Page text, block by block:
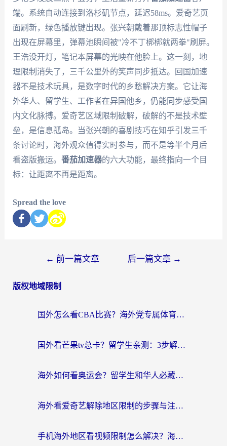
端。系统自动连接到洛杉矶节点，延迟58ms。爱奇艺页
面刷新，绿色播放键出现。张兴朝戴着那顶标志性帽子
出现在屏幕里，弹幕池瞬间被"冷不丁梆梆就两拳"刷屏。
王浩没开灯，笔记本屏幕的光映在他脸上。这一刻，地
理限制消失了，三千公里外的笑声同步抵达。回国加速
器不是技术玩具，是数字时代的乡愁解决方案。它让海
外华人、留学生、工作者在异国他乡，仍能同步感受国
内文化脉搏。爱奇艺区域限制破解，破解的不是技术壁
垒，是信息孤岛。当张兴朝的喜剧技巧在知乎引发三千
条讨论时，海外观众值得实时参与，而不是等半个月后
看盗版搬运。 番茄加速器的六大功能，最终指向一个目
标：让距离不再是距离。
Spread the love
← 前一篇文章 后一篇文章 →
版权地域限制
国外怎么看CBA比赛？海外党专属体育直播指南，告别地区限制看球自由
国外看芒果tv总卡？留学生亲测：3步解决地域限制+流畅追剧攻略
海外如何看奥运会？留学生和华人必藏的体育赛事观看终极指南
海外看爱奇艺解除地区限制的步骤与注意事项详解：留学生必看的无卡顿追剧指南
手机海外地区看视频限制怎么解决？海外党追剧看片的实用指南